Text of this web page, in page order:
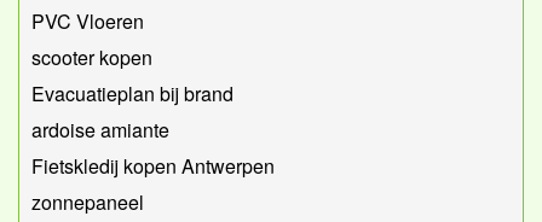
PVC Vloeren
scooter kopen
Evacuatieplan bij brand
ardoise amiante
Fietskledij kopen Antwerpen
zonnepaneel